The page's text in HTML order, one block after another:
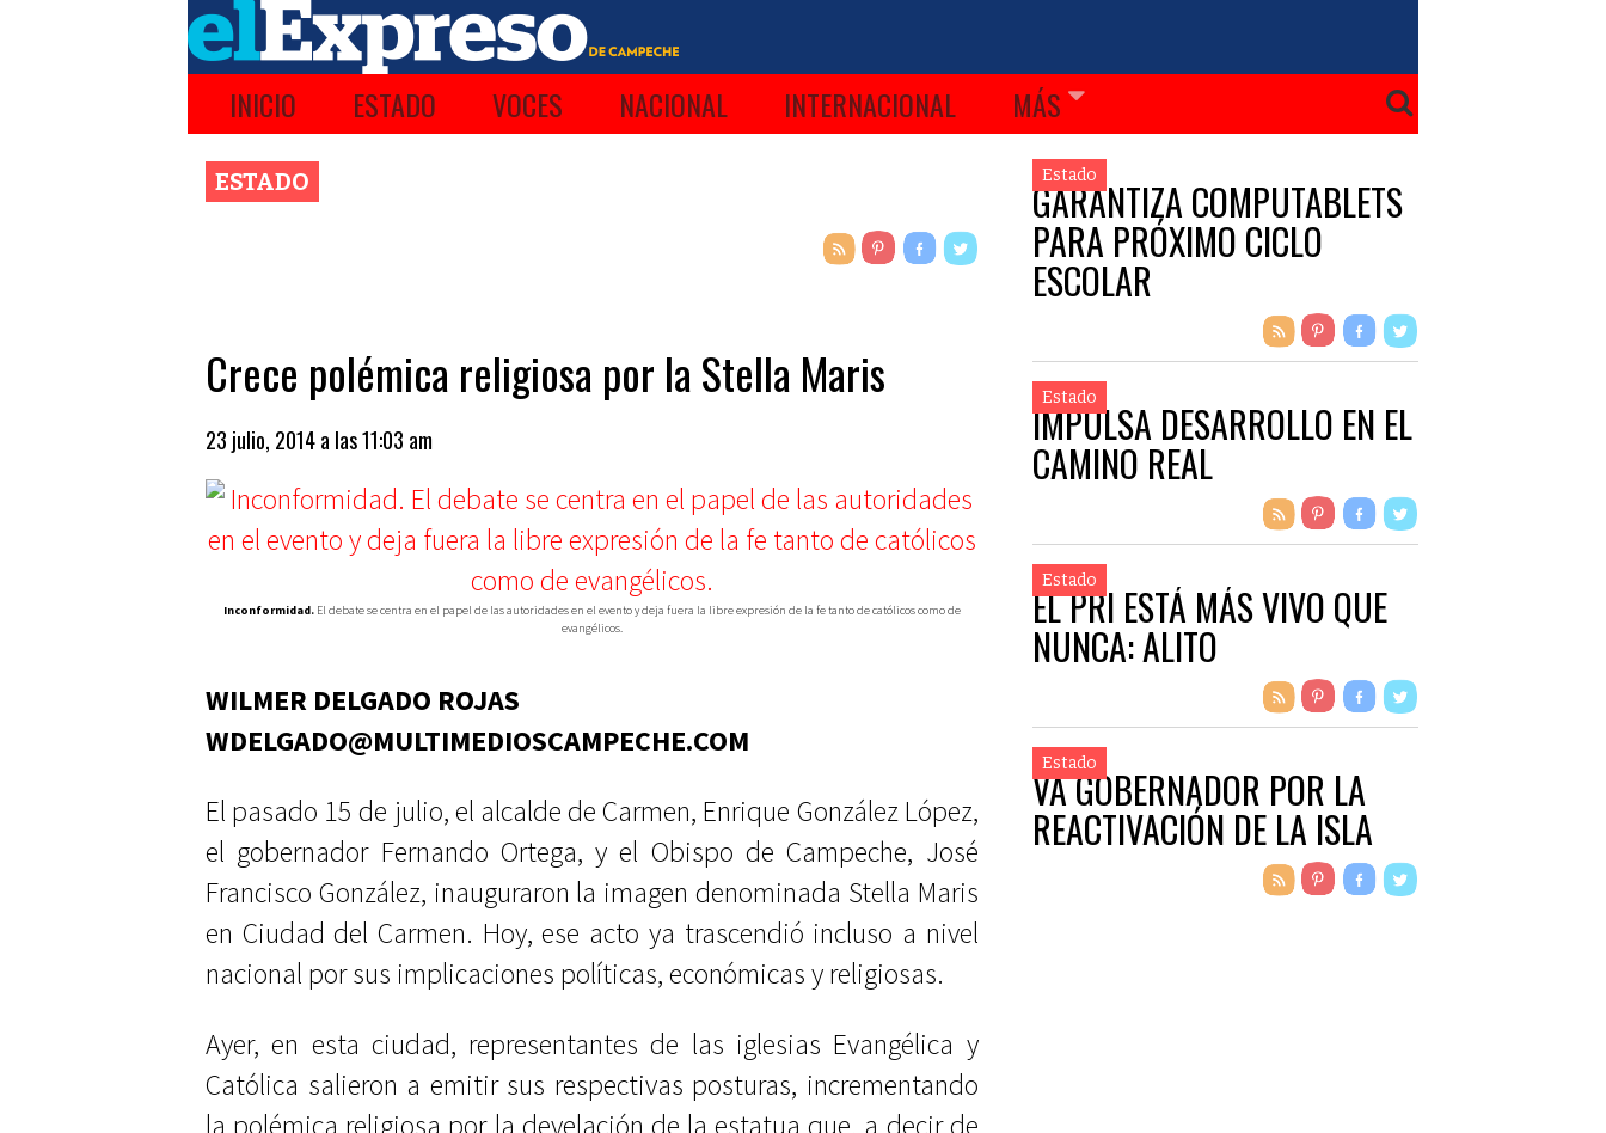
INICIO ESTADO VOCES NACIONAL INTERNACIONAL MÁS
ESTADO
Crece polémica religiosa por la Stella Maris
23 julio, 2014 a las 11:03 am
Inconformidad.El debate se centra en el papel de las autoridades en el evento y deja fuera la libre expresión de la fe tanto de católicos como de
evangélicos.
WILMER DELGADO ROJAS
WDELGADO@MULTIMEDIOSCAMPECHE.COM
El pasado 15 de julio, el alcalde de Carmen, Enrique González López,
el gobernador Fernando Ortega, y el Obispo de Campeche, José
Francisco González, inauguraron la imagen denominada Stella Maris
en Ciudad del Carmen. Hoy, ese acto ya trascendió incluso a nivel
nacional por sus implicaciones políticas, económicas y religiosas.
Ayer, en esta ciudad, representantes de las iglesias Evangélica y
Católica salieron a emitir sus respectivas posturas, incrementando
la polémica religiosa por la develación de la estatua que, a decir de
Estado
GARANTIZA COMPUTABLETS
PARA PRÓXIMO CICLO
ESCOLAR
Estado
IMPULSA DESARROLLO EN EL
CAMINO REAL
Estado
EL PRI ESTÁ MÁS VIVO QUE
NUNCA: ALITO
Estado
VA GOBERNADOR POR LA
REACTIVACIÓN DE LA ISLA